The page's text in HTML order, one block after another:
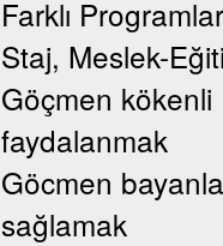
Farklı
Staj, Meslek-
Göçmen kökenli
faydalanmak
Göcmen
sağlamak